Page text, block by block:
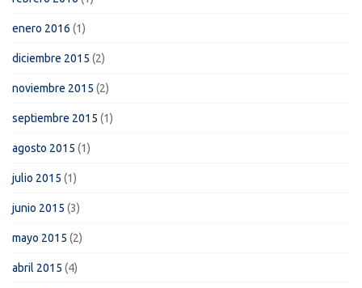
enero 2016 (1)
diciembre 2015 (2)
noviembre 2015 (2)
septiembre 2015 (1)
agosto 2015 (1)
julio 2015 (1)
junio 2015 (3)
mayo 2015 (2)
abril 2015 (4)